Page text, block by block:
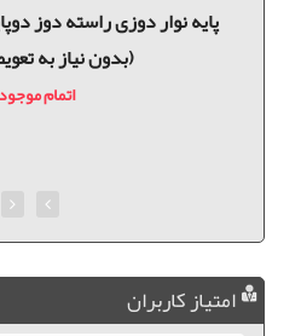
پايه نوار دوزی راسته دوز
(بدون نیاز به
اتمام
امتیاز کاربران